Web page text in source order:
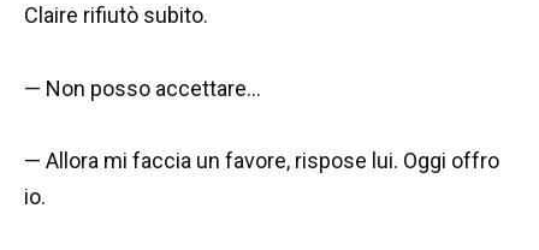
Claire rifiutò subito.
— Non posso accettare…
— Allora mi faccia un favore, rispose lui. Oggi offro
io.